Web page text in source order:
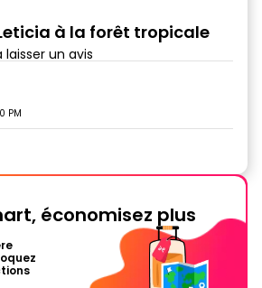
à la forêt tropicale
un avis
PM
économisez plus